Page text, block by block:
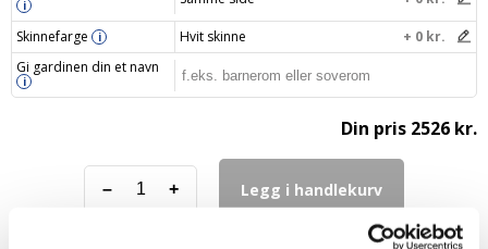
i
Skinnefarge i Hvit skinne
+ 0 kr.
Gi gardinen din et navn
i
Din pris 2526 kr.
– + Legg i handlekurv